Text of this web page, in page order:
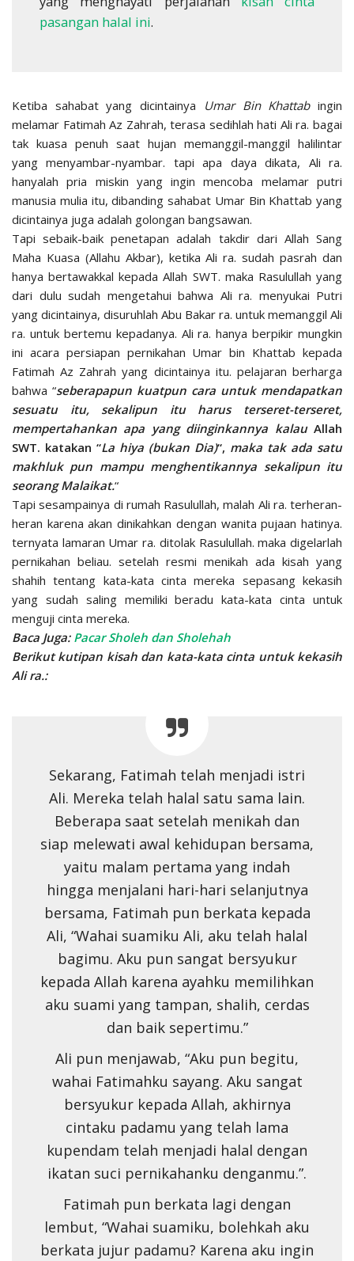
pasangan halal ini.
Ketiba sahabat yang dicintainya Umar Bin Khattabingin
melamar Fatimah Az Zahrah, terasa sedihlah hati Ali ra. bagai
tak kuasa penuh saat hujan memanggil-manggil halilintar
yang menyambar-nyambar. tapi apa daya dikata, Ali ra.
hanyalah pria miskin yang ingin mencoba melamar putri
manusia mulia itu, dibanding sahabat Umar Bin Khattab yang
dicintainya juga adalah golongan bangsawan.
Tapi sebaik-baik penetapan adalah takdir dari Allah Sang
Maha Kuasa (Allahu Akbar), ketika Ali ra. sudah pasrah dan
hanya bertawakkal kepada Allah SWT. maka Rasulullah yang
dari dulu sudah mengetahui bahwa Ali ra. menyukai Putri
yang dicintainya, disuruhlah Abu Bakar ra. untuk memanggil Ali
ra. untuk bertemu kepadanya. Ali ra. hanya berpikir mungkin
ini acara persiapan pernikahan Umar bin Khattab kepada
Fatimah Az Zahrah yang dicintainya itu. pelajaran berharga
bahwa “seberapapun kuatpun cara untuk mendapatkan
sesuatu itu, sekalipun itu harus terseret-terseret,
mempertahankan apa yang diinginkannya kalau Allah
SWT. katakan “La hiya (bukan Dia)“, maka tak ada satu
makhluk pun mampu menghentikannya sekalipun itu
seorang Malaikat.“
Tapi sesampainya di rumah Rasulullah, malah Ali ra. terheran-
heran karena akan dinikahkan dengan wanita pujaan hatinya.
ternyata lamaran Umar ra. ditolak Rasulullah. maka digelarlah
pernikahan beliau. setelah resmi menikah ada kisah yang
shahih tentang kata-kata cinta mereka sepasang kekasih
yang sudah saling memiliki beradu kata-kata cinta untuk
menguji cinta mereka.
Baca Juga: Pacar Sholeh dan Sholehah
Berikut kutipan kisah dan kata-kata cinta untuk kekasih
Ali ra.:
Sekarang, Fatimah telah menjadi istri
Ali. Mereka telah halal satu sama lain.
Beberapa saat setelah menikah dan
siap melewati awal kehidupan bersama,
yaitu malam pertama yang indah
hingga menjalani hari-hari selanjutnya
bersama, Fatimah pun berkata kepada
Ali, “Wahai suamiku Ali, aku telah halal
bagimu. Aku pun sangat bersyukur
kepada Allah karena ayahku memilihkan
aku suami yang tampan, shalih, cerdas
dan baik sepertimu.”
Ali pun menjawab, “Aku pun begitu,
wahai Fatimahku sayang. Aku sangat
bersyukur kepada Allah, akhirnya
cintaku padamu yang telah lama
kupendam telah menjadi halal dengan
ikatan suci pernikahanku denganmu.”.
Fatimah pun berkata lagi dengan
lembut, “Wahai suamiku, bolehkah aku
berkata jujur padamu? Karena aku ingin